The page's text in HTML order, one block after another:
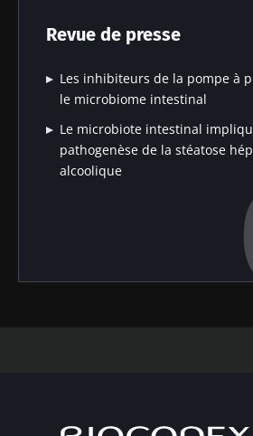
Revue de presse
Les inhibiteurs de la pompe à
le microbiome intestinal
Le microbiote intestinal
pathogenèse de la stéatose
alcoolique